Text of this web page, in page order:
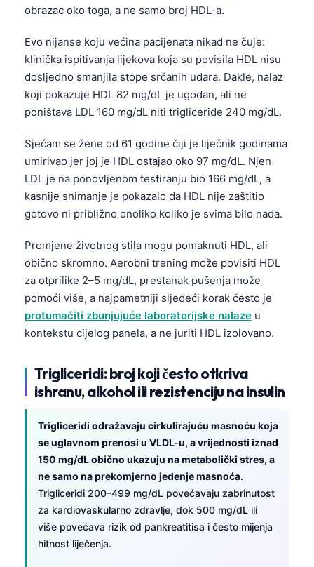
obrazac oko toga, a ne samo broj HDL-a.
Evo nijanse koju većina pacijenata nikad ne čuje:
klinička ispitivanja lijekova koja su povisila HDL nisu
dosljedno smanjila stope srčanih udara. Dakle, nalaz
koji pokazuje HDL 82 mg/dL je ugodan, ali ne
poništava LDL 160 mg/dL niti trigliceride 240 mg/dL.
Sjećam se žene od 61 godine čiji je liječnik godinama
umirivao jer joj je HDL ostajao oko 97 mg/dL. Njen
LDL je na ponovljenom testiranju bio 166 mg/dL, a
kasnije snimanje je pokazalo da HDL nije zaštitio
gotovo ni približno onoliko koliko je svima bilo nada.
Promjene životnog stila mogu pomaknuti HDL, ali
obično skromno. Aerobni trening može povisiti HDL
za otprilike 2–5 mg/dL, prestanak pušenja može
pomoći više, a najpametniji sljedeći korak često je
protumačiti zbunjujuće laboratorijske nalaze u
kontekstu cijelog panela, a ne juriti HDL izolovano.
Trigliceridi: broj koji često otkriva
ishranu, alkohol ili rezistenciju na insulin
Trigliceridi odražavaju cirkulirajuću masnoću koja
se uglavnom prenosi u VLDL-u, a vrijednosti iznad
150 mg/dL obično ukazuju na metabolički stres, a
ne samo na prekomjerno jedenje masnoća.
Trigliceridi 200–499 mg/dL povećavaju zabrinutost
za kardiovaskularno zdravlje, dok 500 mg/dL ili
više povećava rizik od pankreatitisa i često mijenja
hitnost liječenja.